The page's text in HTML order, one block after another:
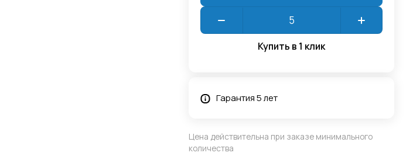
Купить в 1 клик
Гарантия 5 лет
Цена действительна при заказе минимального
количества